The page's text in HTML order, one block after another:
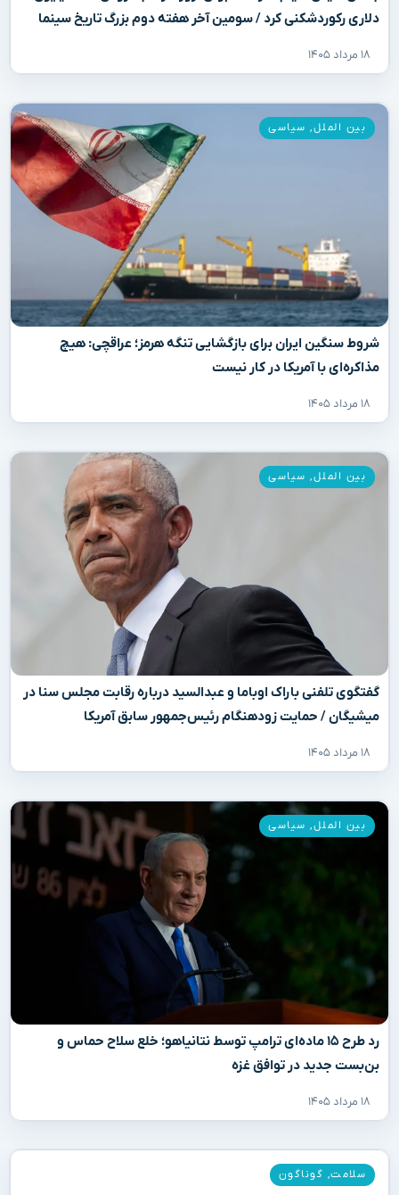
دلاری رکوردشکنی کرد / سومین آخر هفته دوم بزرگ تاریخ سینما
۱۸ مرداد ۱۴۰۵
شروط سنگین ایران برای بازگشایی تنگه هرمز؛ عراقچی: هیچ
مذاکره‌ای با آمریکا در کار نیست
۱۸ مرداد ۱۴۰۵
بین الملل, سیاسی
گفتگوی تلفنی باراک اوباما و عبدالسید درباره رقابت مجلس سنا در
میشیگان / حمایت زودهنگام رئیس‌جمهور سابق آمریکا
۱۸ مرداد ۱۴۰۵
بین الملل, سیاسی
رد طرح ۱۵ ماده‌ای ترامپ توسط نتانیاهو؛ خلع سلاح حماس و
بن‌بست جدید در توافق غزه
۱۸ مرداد ۱۴۰۵
بین الملل, سیاسی
سلامت, گوناگون